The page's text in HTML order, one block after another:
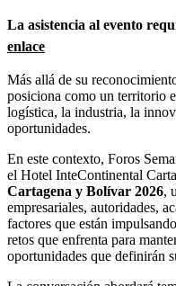
La asistencia al evento
enlace
Más allá de su
posiciona como un territorio
logística, la industria, la
oportunidades.
En este contexto, Foros
el Hotel InteContinental
Cartagena y Bolívar 2026,
empresariales, autoridades,
factores que están
retos que enfrenta para
oportunidades que definirán